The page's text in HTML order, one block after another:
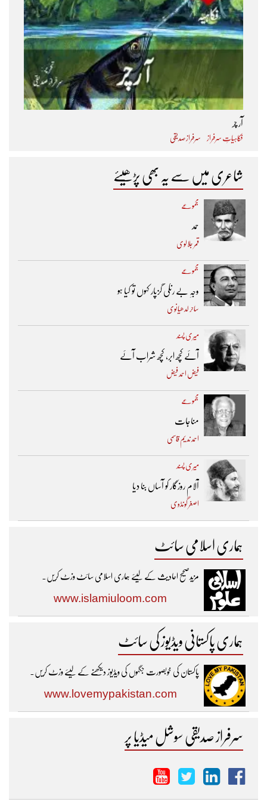
آر چر
فکاہیاتِ سرفراز سرفراز صدیقی
شاعری میں سے یہ بھی پڑھیئے
مجموعے
حمد
قمر جلالوی
مجموعے
وجہِ بے رنگی گزپار کہوں تو کیا ہو
ساحر لدھیانوی
میری پسند
آئے کچھ ابر، کچھ شراب آئے
فیض احمد فیض
مجموعے
مناجات
احمد ندیم قاسمی
میری پسند
آلام روزگار کو آساں بنا دیا
اصغر گونڈوی
ہماری اسلامی سائٹ
مزیدصحیح احادیث کے لیئے ہماری اسلامی سائٹ وزٹ کریں۔
www.islamiuloom.com
ہماری پاکستانی ویڈیوز کی سائٹ
پاکستان کی خوبصورت جگہوں کی ویڈیوز دیکھنے کے لیئے وزٹ کریں۔
www.lovemypakistan.com
سرفراز صدیقی سوشل میڈیا پر